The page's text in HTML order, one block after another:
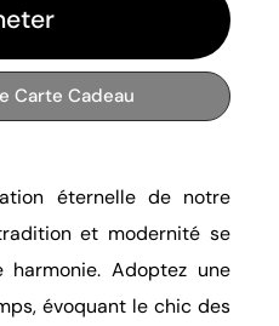
Carte Cadeau
éternelle de notre
et modernité se
Adoptez une
évoquant le chic des